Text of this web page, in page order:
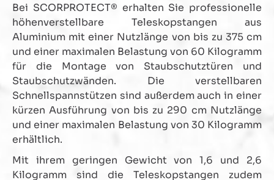
ArretierungMaßeca. 10 × 4 cmGewichtca. 0,45
kgEinsatzbereichBaustelle, Trockenbau, Innenausbau,
Renovierung Lieferumfang 1 × Scorprotect® Gerätehaken für
Montagestützen Hinweise Der Gerätehaken ist passend für
Montagestützen und Teleskopstützen mit entsprechendem
Lochraster. Die Montagestütze gehört nicht zum
Lieferumfang.
Bei SCORPROTECT® erhalten Sie professionelle
höhenverstellbare Teleskopstangen aus
Aluminium mit einer Nutzlänge von bis zu 375 cm
und einer maximalen Belastung von 60 Kilogramm
für die Montage von Staubschutztüren und
Staubschutzwänden. Die verstellbaren
Schnellspannstützen sind außerdem auch in einer
kürzen Ausführung von bis zu 290 cm Nutzlänge
und einer maximalen Belastung von 30 Kilogramm
erhältlich.
Mit ihrem geringen Gewicht von 1,6 und 2,6
Kilogramm sind die Teleskopstangen zudem